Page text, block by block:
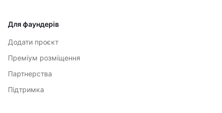
Для фаундерів
Додати проєкт
Преміум розміщення
Партнерства
Підтримка